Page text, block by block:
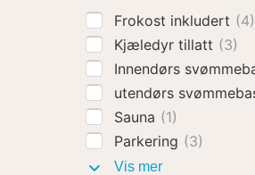
Frokost inkludert (4)
Kjæledyr tillatt (3)
Innendørs
utendørs
Sauna (1)
Parkering (3)
Vis merFasiliteter